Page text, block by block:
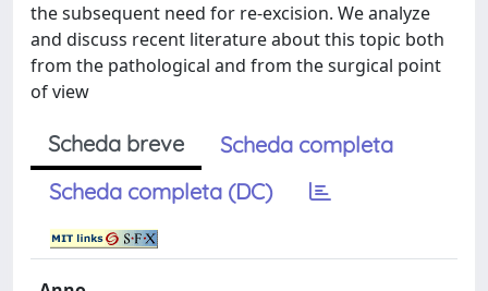
the subsequent need for re-excision. We analyze
and discuss recent literature about this topic both
from the pathological and from the surgical point
of view
Scheda breve
Scheda completa
Scheda completa (DC)